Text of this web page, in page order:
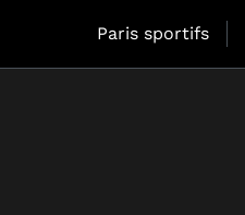
Paris sportifs